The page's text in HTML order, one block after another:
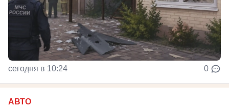
сегодня в 10:24 0
АВТО